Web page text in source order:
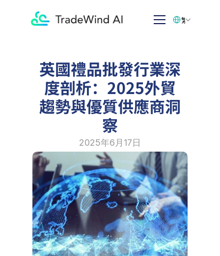
英國禮品批發行業深
度剖析：2025外貿
趨勢與優質供應商洞
察
2025年6月17日
繁体中文